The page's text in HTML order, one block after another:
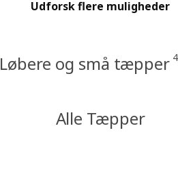
Udforsk flere muligheder
Løbere og små tæpper
Alle Tæpper